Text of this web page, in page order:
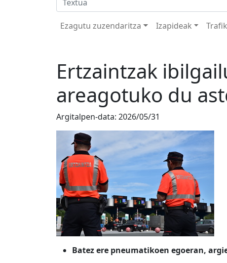
Ezagutu zuzendaritza Izapideak
Ertzaintzak
areagotuko du
Argitalpen-data: 2026/05/31
Batez ere pneumatikoen egoeran,